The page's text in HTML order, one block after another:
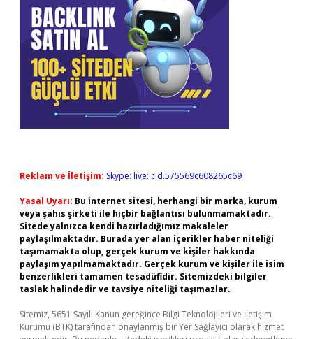
Reklam ve İletişim: Skype: live:.cid.575569c608265c69
Yasal Uyarı: Bu internet sitesi, herhangi bir marka, kurum
veya şahıs şirketi ile hiçbir bağlantısı bulunmamaktadır.
Sitede yalnızca kendi hazırladığımız makaleler
paylaşılmaktadır. Burada yer alan içerikler haber niteliği
taşımamakta olup, gerçek kurum ve kişiler hakkında
paylaşım yapılmamaktadır. Gerçek kurum ve kişiler ile isim
benzerlikleri tamamen tesadüfidir. Sitemizdeki bilgiler
taslak halindedir ve tavsiye niteliği taşımazlar.
Sitemiz, 5651 Sayılı Kanun gereğince Bilgi Teknolojileri ve İletişim
Kurumu (BTK) tarafından onaylanmış bir Yer Sağlayıcı olarak hizmet